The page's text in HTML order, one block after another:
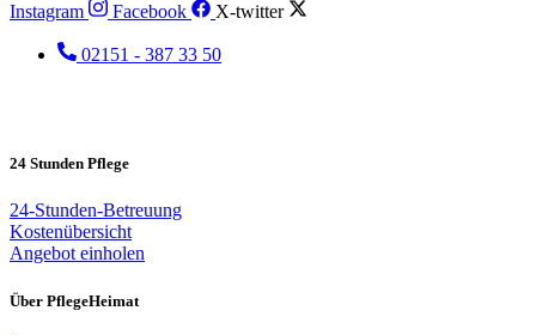
Instagram Facebook X-twitter
02151 - 387 33 50
24 Stunden Pflege
24-Stunden-Betreuung
Kostenübersicht
Angebot einholen
Über PflegeHeimat